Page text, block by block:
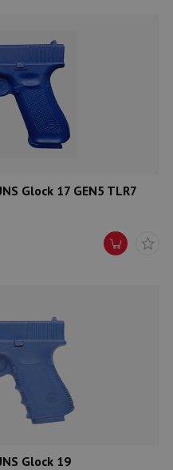
Glock 17 GEN5 TLR7
Glock 19